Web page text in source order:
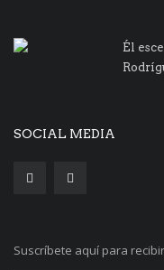
Él
SOCIAL MEDIA
Suscríbete aquí para